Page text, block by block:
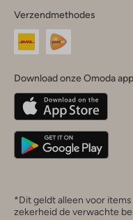
je
land
Nederland
Belgique
Deutschland
Verzendmethodes
Download onze Omoda app
*Dit geldt alleen voor
zekerheid de verwachte